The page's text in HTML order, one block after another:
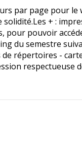
par page pour le
+ :
pour pouvoir
du semestre
répertoires -
respectueuse